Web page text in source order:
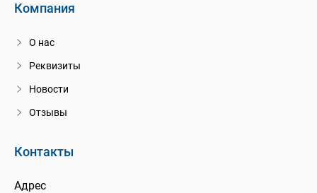
Компания
О нас
Реквизиты
Новости
Отзывы
Контакты
Адрес